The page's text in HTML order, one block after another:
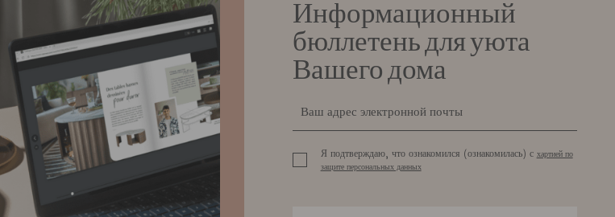
Информационный
бюллетень для уюта
Вашего дома
Я подтверждаю, что ознакомился (ознакомилась) с хартией по
защите персональных данных